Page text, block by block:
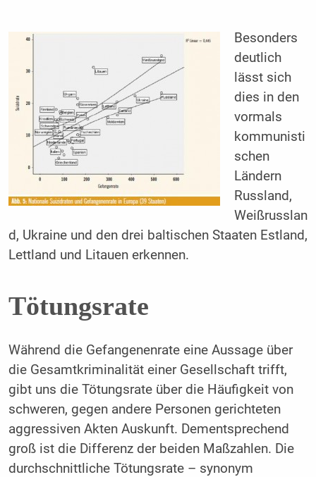
Besonders
deutlich
lässt sich
dies in den
vormals
kommunisti
schen
Ländern
Russland,
Weißrusslan
d, Ukraine und den drei baltischen Staaten Estland,
Lettland und Litauen erkennen.
Tötungsrate
Während die Gefangenenrate eine Aussage über
die Gesamtkriminalität einer Gesellschaft trifft,
gibt uns die Tötungsrate über die Häufigkeit von
schweren, gegen andere Personen gerichteten
aggressiven Akten Auskunft. Dementsprechend
groß ist die Differenz der beiden Maßzahlen. Die
durchschnittliche Tötungsrate – synonym